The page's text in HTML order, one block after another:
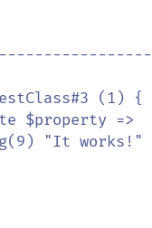
(1) {
$property =>
"It works!"